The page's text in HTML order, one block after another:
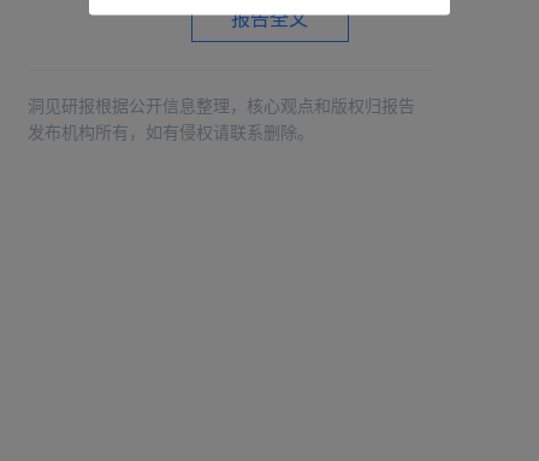
报告全文
洞见研报根据公开信息整理，核心观点和版权归报告
发布机构所有，如有侵权请联系删除。